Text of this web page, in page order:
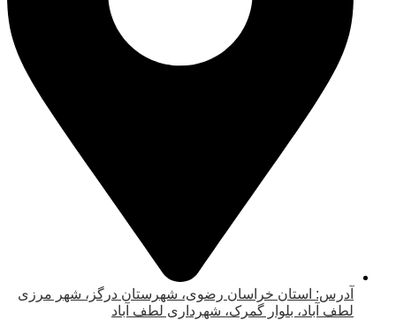
آدرس: استان خراسان رضوی، شهرستان درگز، شهر مرزی
لطف آباد، بلوار گمرک، شهرداری لطف آباد